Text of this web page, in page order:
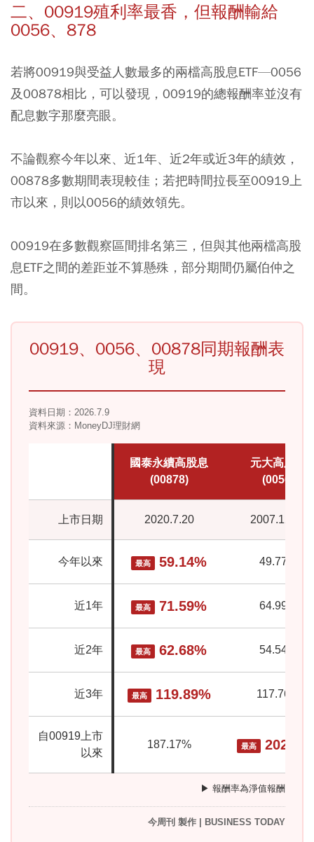
二、00919殖利率最香，但報酬輸給
0056、878
若將00919與受益人數最多的兩檔高股息ETF—0056
及00878相比，可以發現，00919的總報酬率並沒有
配息數字那麼亮眼。
不論觀察今年以來、近1年、近2年或近3年的績效，
00878多數期間表現較佳；若把時間拉長至00919上
市以來，則以0056的績效領先。
00919在多數觀察區間排名第三，但與其他兩檔高股
息ETF之間的差距並不算懸殊，部分期間仍屬伯仲之
間。
00919、0056、00878同期報酬表
現
資料日期：2026.7.9
資料來源：MoneyDJ理財網
國泰永續高股息
(00878)
元大高股息
(0056)
上市日期 2020.7.20 2007.12.26
今年以來 最高 59.14% 49.77%
近1年 最高 71.59% 64.99%
近2年 最高 62.68% 54.54%
近3年 最高 119.89% 117.76%
自00919上市
以來
187.17% 最高
▶ 報酬率為淨值報酬
今周刊 製作 | BUSINESS TODAY